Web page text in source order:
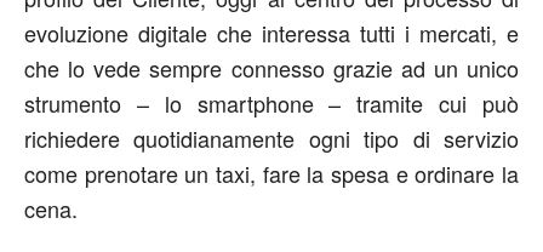
evoluzione digitale che interessa tutti i mercati, e
che lo vede sempre connesso grazie ad un unico
strumento – lo smartphone – tramite cui può
richiedere quotidianamente ogni tipo di servizio
come prenotare un taxi, fare la spesa e ordinare la
cena.